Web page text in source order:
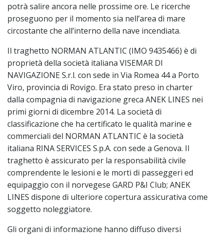
potrà salire ancora nelle prossime ore. Le ricerche
proseguono per il momento sia nell’area di mare
circostante che all’interno della nave incendiata.
Il traghetto NORMAN ATLANTIC (IMO 9435466) è di
proprietà della società italiana VISEMAR DI
NAVIGAZIONE S.r.l. con sede in Via Romea 44 a Porto
Viro, provincia di Rovigo. Era stato preso in charter
dalla compagnia di navigazione greca ANEK LINES nei
primi giorni di dicembre 2014. La società di
classificazione che ha certificato le qualità marine e
commerciali del NORMAN ATLANTIC è la società
italiana RINA SERVICES S.p.A. con sede a Genova. Il
traghetto è assicurato per la responsabilità civile
comprendente le lesioni e le morti di passeggeri ed
equipaggio con il norvegese GARD P&I Club; ANEK
LINES dispone di ulteriore copertura assicurativa come
soggetto noleggiatore.
Gli organi di informazione hanno diffuso diversi